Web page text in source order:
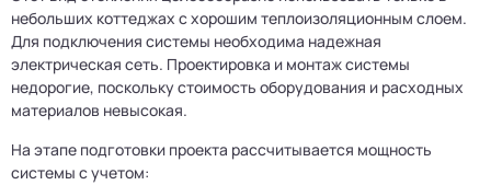
небольших коттеджах с хорошим теплоизоляционным слоем.
Для подключения системы необходима надежная
электрическая сеть. Проектировка и монтаж системы
недорогие, поскольку стоимость оборудования и расходных
материалов невысокая.
На этапе подготовки проекта рассчитывается мощность
системы с учетом: